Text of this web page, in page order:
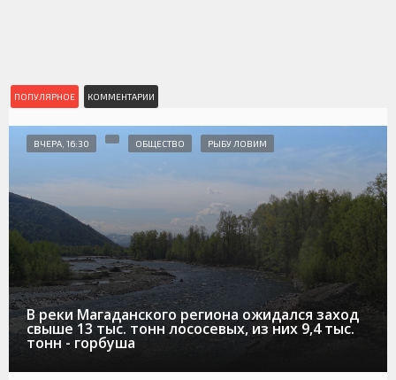
ПОПУЛЯРНОЕ КОММЕНТАРИИ
В реки Магаданского региона ожидался заход
свыше 13 тыс. тонн лососевых, из них 9,4 тыс.
тонн - горбуша
ВЧЕРА, 16:30 ОБЩЕСТВО РЫБУ ЛОВИМ